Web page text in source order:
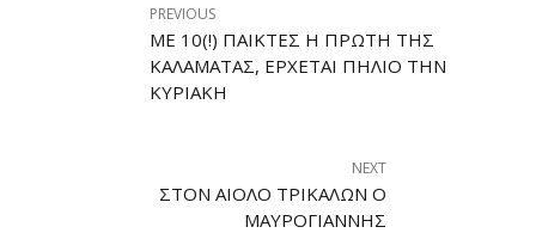
PREVIOUS
ΜΕ 10(!) ΠΑΊΚΤΕΣ Η ΠΡΏΤΗ ΤΗΣ
ΚΑΛΑΜΆΤΑΣ, ΈΡΧΕΤΑΙ ΠΉΛΙΟ ΤΗΝ
ΚΥΡΙΑΚΉ
NEXT
ΣΤΟΝ ΑΊΟΛΟ ΤΡΙΚΆΛΩΝ Ο
ΜΑΥΡΟΓΙΆΝΝΗΣ